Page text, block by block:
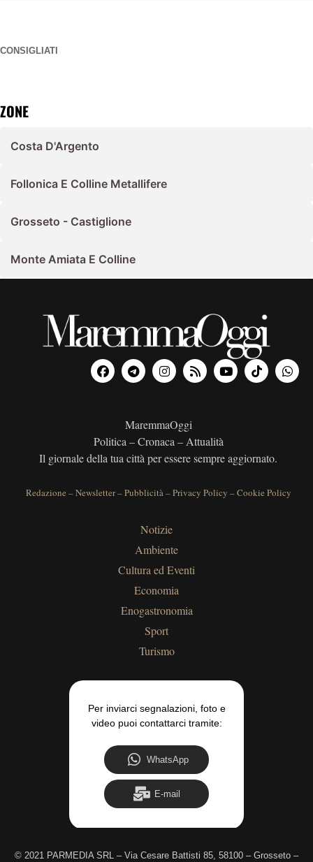
CONSIGLIATI
ZONE
Costa D'Argento
Follonica E Colline Metallifere
Grosseto - Castiglione
Monte Amiata E Colline
MaremmaOggi
Politica – Cronaca – Attualità
Il giornale della tua città per essere sempre aggiornato.
Redazione –Newsletter–Pubblicità–Privacy Policy –Cookie Policy
Notizie
Ambiente
Cultura ed Eventi
Economia
Enogastronomia
Sport
Turismo
Per inviarci segnalazioni, foto e
video puoi contattarci tramite:
WhatsApp
E-mail
© 2021 PARMEDIA SRL – Via Cesare Battisti 85, 58100 – Grosseto –